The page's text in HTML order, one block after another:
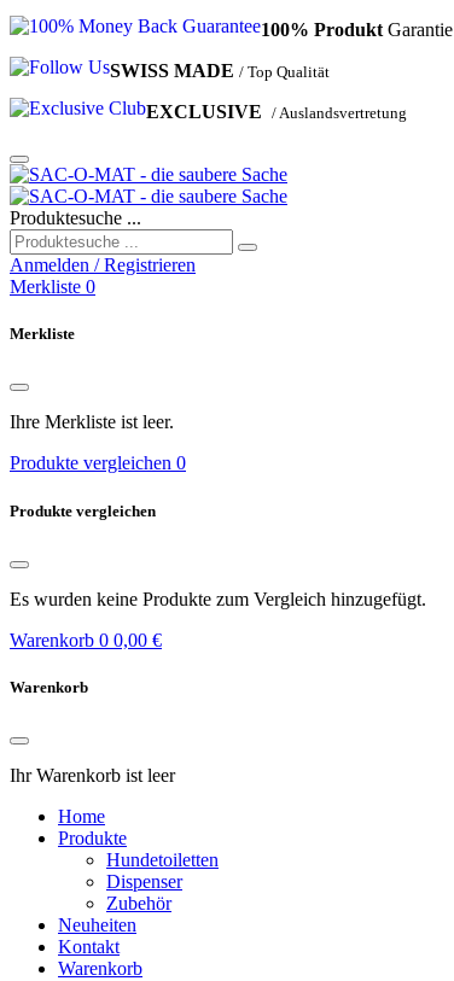
100% Produkt Garantie
SWISS MADE / Top Qualität
EXCLUSIVE / Auslandsvertretung
Produktesuche ...
Anmelden / Registrieren
Merkliste 0
Merkliste
Ihre Merkliste ist leer.
Produkte vergleichen 0
Produkte vergleichen
Es wurden keine Produkte zum Vergleich hinzugefügt.
Warenkorb 0 0,00 €
Warenkorb
Ihr Warenkorb ist leer
Home
Produkte
Hundetoiletten
Dispenser
Zubehör
Neuheiten
Kontakt
Warenkorb